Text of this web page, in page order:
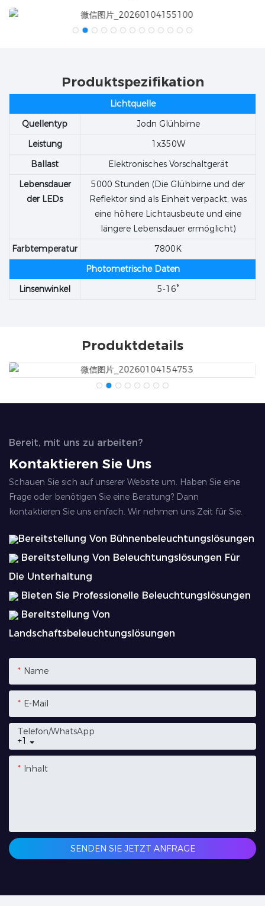
Produktspezifikation
Lichtquelle
Quellentyp
Jodn Glühbirne
Leistung
1x350W
Ballast
Elektronisches Vorschaltgerät
Lebensdauer
der LEDs
5000 Stunden (Die Glühbirne und der
Reflektor sind als Einheit verpackt, was
eine höhere Lichtausbeute und eine
längere Lebensdauer ermöglicht)
Farbtemperatur
7800K
Photometrische Daten
Linsenwinkel
5-16°
Produktdetails
Bereit, mit uns zu arbeiten?
Kontaktieren Sie Uns
Schauen Sie sich auf unserer Website um. Haben Sie eine
Frage oder benötigen Sie eine Beratung? Dann
kontaktieren Sie uns einfach. Wir nehmen uns Zeit für Sie.
Bereitstellung Von Bühnenbeleuchtungslösungen
Bereitstellung Von Beleuchtungslösungen Für
Die Unterhaltung
Bieten Sie Professionelle Beleuchtungslösungen
Bereitstellung Von
Landschaftsbeleuchtungslösungen
Name
E-Mail
+1
Telefon/WhatsApp
Inhalt
SENDEN SIE JETZT ANFRAGE